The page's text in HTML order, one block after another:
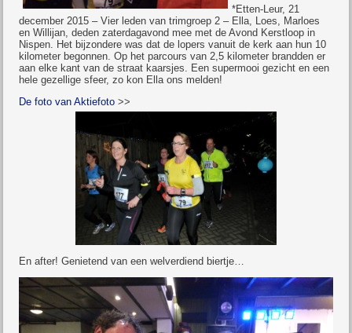
*Etten-Leur, 21
december 2015 – Vier leden van trimgroep 2 – Ella, Loes, Marloes
en Willijan, deden zaterdagavond mee met de Avond Kerstloop in
Nispen. Het bijzondere was dat de lopers vanuit de kerk aan hun 10
kilometer begonnen. Op het parcours van 2,5 kilometer brandden er
aan elke kant van de straat kaarsjes. Een supermooi gezicht en een
hele gezellige sfeer, zo kon Ella ons melden!
De foto van Aktiefoto>>
En after! Genietend van een welverdiend biertje…